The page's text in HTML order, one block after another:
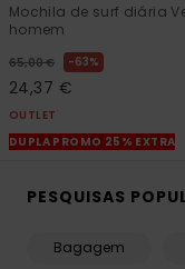
Mochila de surf diária
homem
65,00 € 63%
24,37 €
OUTLET
DUPLA PROMO 25% EXTRA
PESQUISAS
Bagagem